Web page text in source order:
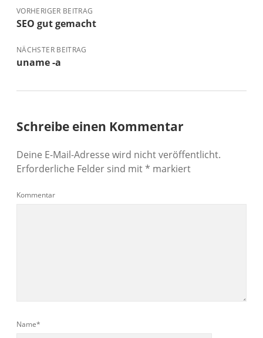
VORHERIGER BEITRAG
SEO gut gemacht
NÄCHSTER BEITRAG
uname -a
Schreibe einen Kommentar
Deine E-Mail-Adresse wird nicht veröffentlicht.
Erforderliche Felder sind mit* markiert
Kommentar
Name*